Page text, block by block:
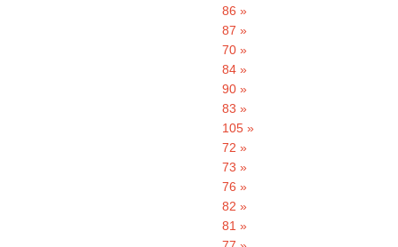
86 »
87 »
70 »
84 »
90 »
83 »
105 »
72 »
73 »
76 »
82 »
81 »